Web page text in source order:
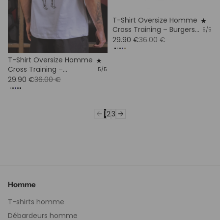
T-Shirt Oversize Homme
Cross Training –
Snatcheur Coton Bio
star_rate
5/5
29.90 €36.00 €
T-Shirt Oversize Homme
Cross Training – Burgers
Et Burpees
star_rate
5/5
29.90 €36.00 €
arrow_back 123 arrow_forward
Homme
T-shirts homme
Débardeurs homme